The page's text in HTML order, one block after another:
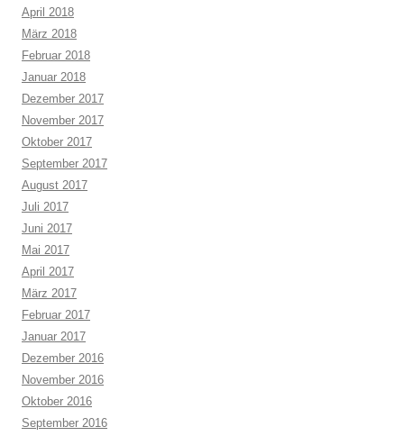
April 2018
März 2018
Februar 2018
Januar 2018
Dezember 2017
November 2017
Oktober 2017
September 2017
August 2017
Juli 2017
Juni 2017
Mai 2017
April 2017
März 2017
Februar 2017
Januar 2017
Dezember 2016
November 2016
Oktober 2016
September 2016